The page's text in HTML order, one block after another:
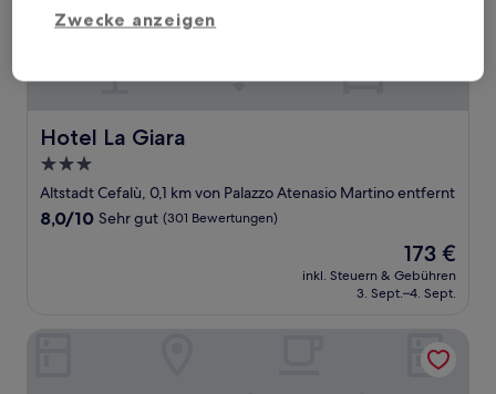
Hotel La Giara
Hotel La Giara
3.0-
Sterne-
Unterkunft
Altstadt Cefalù, 0,1 km von Palazzo Atenasio Martino entfernt
8.0
Bewertungen)
8,0/10 Sehr gut (301 Bewertungen)
Der
Preis
beträgt
173 €
inkl. Steuern & Gebühren
3. Sept.–4. Sept.
Zwecke anzeigen